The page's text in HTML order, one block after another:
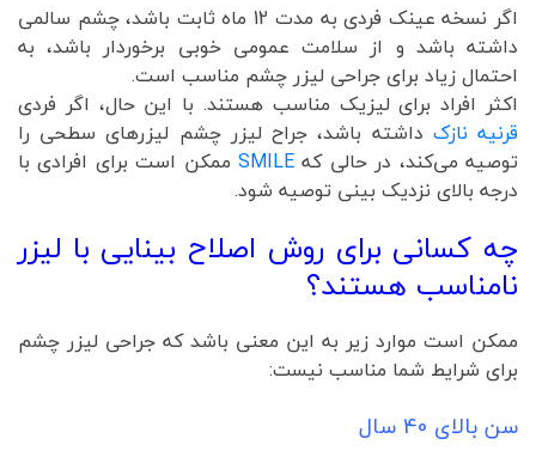
اگر نسخه عینک فردی به مدت 12 ماه ثابت باشد، چشم سالمی
داشته باشد و از سلامت عمومی خوبی برخوردار باشد، به
احتمال زیاد برای جراحی لیزر چشم مناسب است.
اکثر افراد برای لیزیک مناسب هستند. با این حال، اگر فردی
قرنیه‌ نازک داشته باشد، جراح لیزر چشم لیزرهای سطحی را
توصیه می‌کند، در حالی که SMILE ممکن است برای افرادی با
درجه بالای نزدیک بینی توصیه شود.
چه کسانی برای روش اصلاح بینایی با لیزر
نامناسب هستند؟
ممکن است موارد زیر به این معنی باشد که جراحی لیزر چشم
برای شرایط شما مناسب نیست:
سن بالای 40 سال